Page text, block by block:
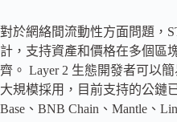
對於網絡間流動性方面問題，
計，支持資產和價格在多個區
齊。 Layer 2 生態開發者可以
大規模採用，目前支持的公鏈
Base、BNB Chain、Mantle、